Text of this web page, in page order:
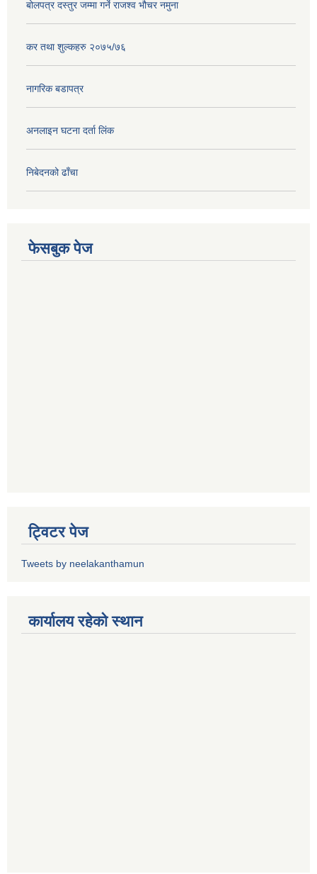
बोलपत्र दस्तुर जम्मा गर्ने राजश्व भौचर नमुना
कर तथा शुल्कहरु २०७५/७६
नागरिक बडापत्र
अनलाइन घटना दर्ता लिंक
निबेदनको ढाँचा
फेसबुक पेज
ट्विटर पेज
Tweets by neelakanthamun
कार्यालय रहेको स्थान